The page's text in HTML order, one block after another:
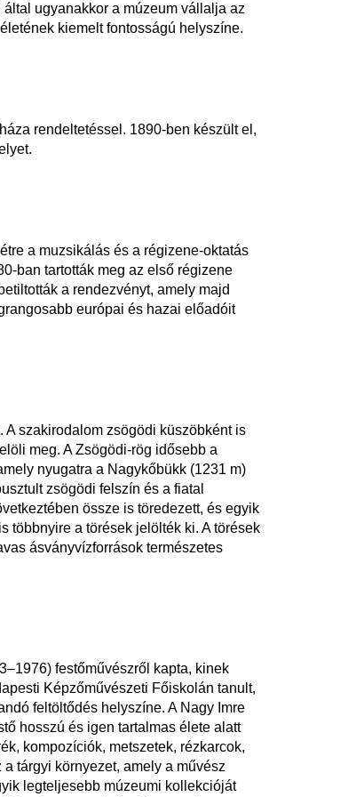
ugyanakkor a múzeum vállalja az
kiemelt fontosságú helyszíne.
rendeltetéssel. 1890-ben készült el,
a muzsikálás és a régizene-oktatás
ban tartották meg az első régizene
a rendezvényt, amely majd
európai és hazai előadóit
szakirodalom zsögödi küszöbként is
meg. A Zsögödi-rög idősebb a
nyugatra a Nagykőbükk (1231 m)
zsögödi felszín és a fiatal
össze is töredezett, és egyik
többnyire a törések jelölték ki. A törések
ásványvízforrások természetes
festőművészről kapta, kinek
Képzőművészeti Főiskolán tanult,
feltöltődés helyszíne. A Nagy Imre
hosszú és igen tartalmas élete alatt
kompozíciók, metszetek, rézkarcok,
tárgyi környezet, amely a művész
legteljesebb múzeumi kollekcióját